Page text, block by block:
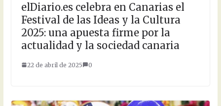
elDiario.es celebra en Canarias el
Festival de las Ideas y la Cultura
2025: una apuesta firme por la
actualidad y la sociedad canaria
22 de abril de 2025 0